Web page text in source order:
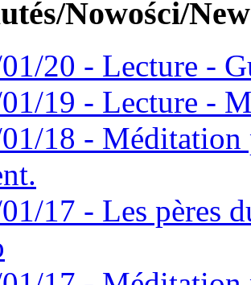
Nowości/
20 - Lecture -
19 - Lecture -
18 - Méditation
17 - Les pères